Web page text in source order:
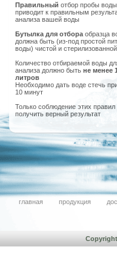
Правильный отбор пробы воды
приводит к правильным
анализа вашей воды
Бутылка для отбора образца
должна быть (из-под простой
воды) чистой и стерилизованной
Количество отбираемой воды
анализа должно быть не менее
литров
Необходимо дать воде стечь
10 минут
Только соблюдение этих правил
получить верный результат
главная продукция